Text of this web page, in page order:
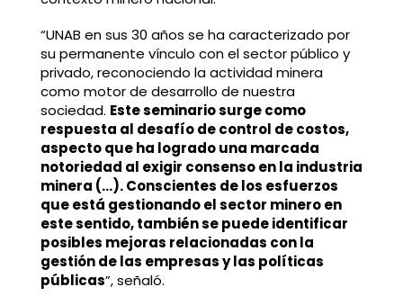
“UNAB en sus 30 años se ha caracterizado por
su permanente vínculo con el sector público y
privado, reconociendo la actividad minera
como motor de desarrollo de nuestra
sociedad. Este seminario surge como
respuesta al desafío de control de costos,
aspecto que ha logrado una marcada
notoriedad al exigir consenso en la industria
minera (…). Conscientes de los esfuerzos
que está gestionando el sector minero en
este sentido, también se puede identificar
posibles mejoras relacionadas con la
gestión de las empresas y las políticas
públicas”, señaló.